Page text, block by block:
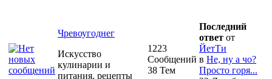
Чревоугоднег
Искусство
кулинарии и
питания, рецепты
1223
Сообщений
38 Тем
Последний
ответ от
ЙетТи
в Не, ну а чо?
Просто горя...